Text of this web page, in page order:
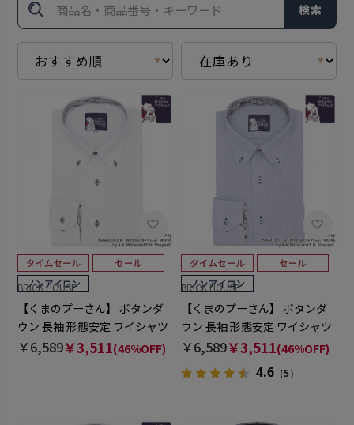
検索
BRICK HOUSE
【くまのプーさん】 ボタンダ
ウン 長袖 形態安定 ワイシャツ
￥6,589￥3,511(46%OFF)
BRICK HOUSE
【くまのプーさん】 ボタンダ
ウン 長袖 形態安定 ワイシャツ
￥6,589￥3,511(46%OFF)
4.6 （5）